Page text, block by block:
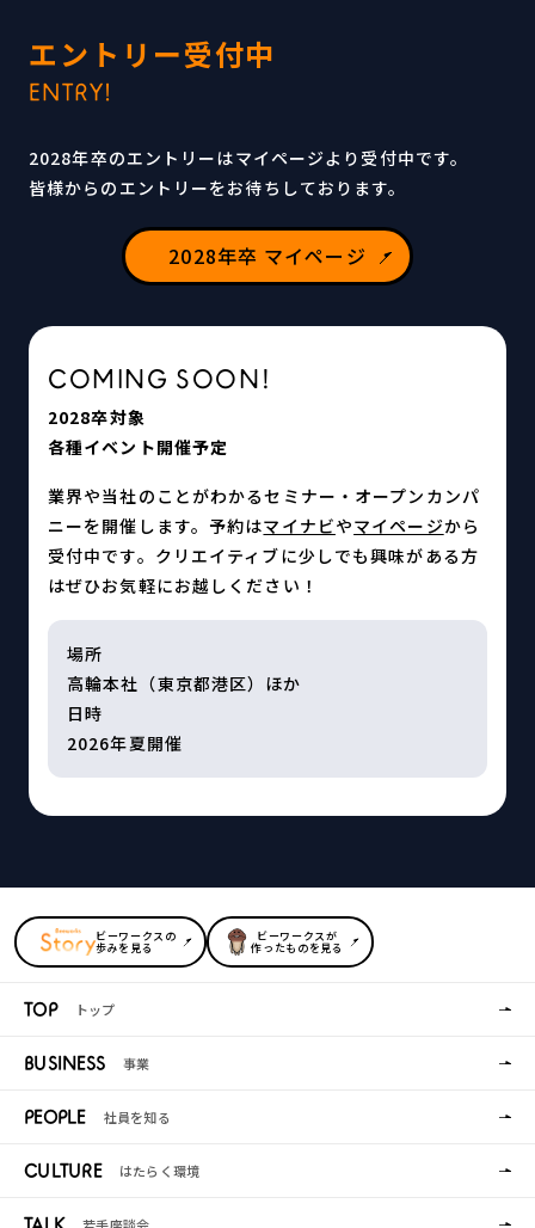
エントリー受付中
ENTRY!
2028年卒のエントリーはマイページより受付中です。
皆様からのエントリーをお待ちしております。
2028年卒 マイページ
COMING SOON!
2028卒対象
各種イベント開催予定
業界や当社のことがわかるセミナー・オープンカンパ
ニーを開催します。予約はマイナビやマイページから
受付中です。クリエイティブに少しでも興味がある⽅
はぜひお気軽にお越しください！
場所
高輪本社（東京都港区）ほか
日時
2026年夏開催
ビーワークスの
歩みを見る
ビーワークスが
作ったものを見る
TOP トップ
BUSINESS 事業
PEOPLE 社員を知る
CULTURE はたらく環境